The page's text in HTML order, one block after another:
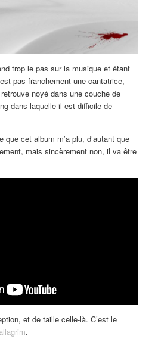
trop le pas sur la musique et étant
pas franchement une cantatrice,
noyé dans une couche de
dans laquelle il est difficile de
que cet album m’a plu, d’autant que
mais sincèrement non, il va être
et de taille celle-là. C’est le
.